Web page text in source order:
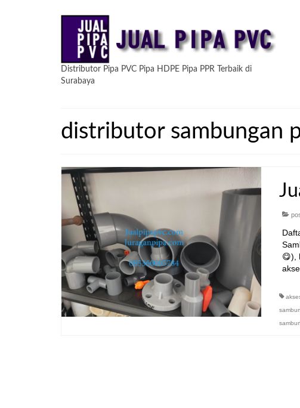
Distributor Pipa PVC Pipa HDPE Pipa PPR Terbaik di
Surabaya
distributor sambungan
😋),